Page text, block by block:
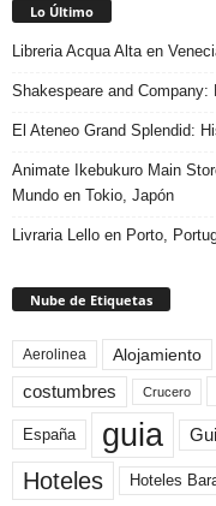
Lo Último
Libreria Acqua Alta en
Shakespeare and
El Ateneo Grand Splendid:
Animate Ikebukuro Main
Mundo en Tokio, Japón
Livraria Lello en Porto,
Nube de Etiquetas
Aerolinea Alojamiento
costumbres Crucero
España guia
Hoteles Hoteles